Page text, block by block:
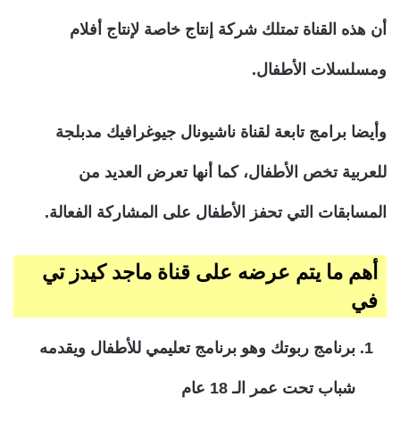
أن هذه القناة تمتلك شركة إنتاج خاصة لإنتاج أفلام
ومسلسلات الأطفال.
وأيضا برامج تابعة لقناة ناشيونال جيوغرافيك مدبلجة
للعربية تخص الأطفال، كما أنها تعرض العديد من
المسابقات التي تحفز الأطفال على المشاركة الفعالة.
أهم ما يتم عرضه على قناة ماجد كيدز تي
في
برنامج ربوتك وهو برنامج تعليمي للأطفال ويقدمه
شباب تحت عمر الـ 18 عام